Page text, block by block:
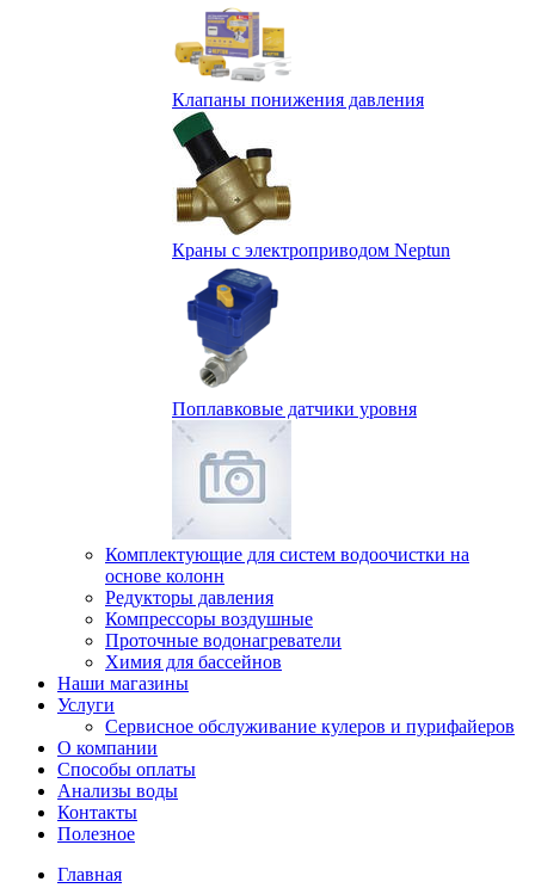
Клапаны понижения давления
Краны с электроприводом Neptun
Поплавковые датчики уровня
Комплектующие для систем водоочистки на
основе колонн
Редукторы давления
Компрессоры воздушные
Проточные водонагреватели
Химия для бассейнов
Наши магазины
Услуги
Сервисное обслуживание кулеров и пурифайеров
О компании
Способы оплаты
Анализы воды
Контакты
Полезное
Главная